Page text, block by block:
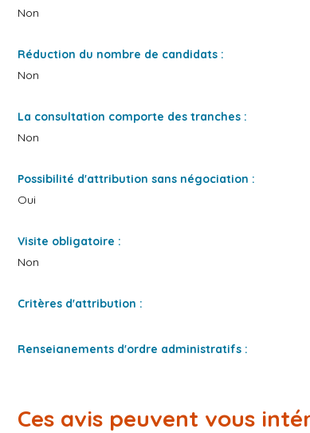
Non
Réduction du nombre de candidats :
Non
La consultation comporte des tranches :
Non
Possibilité d'attribution sans négociation :
Oui
Visite obligatoire :
Non
Critères d'attribution :
Renseignements d'ordre administratifs :
L'intégralité des documents de la consultation se
Ces avis peuvent vous